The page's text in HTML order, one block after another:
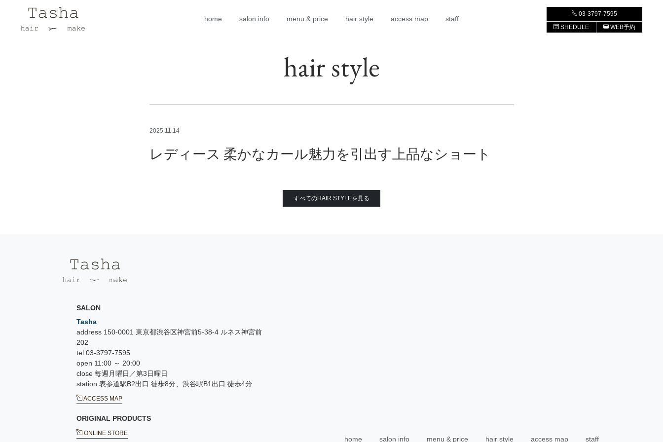
home salon info menu & price hair style access map staff
03-3797-7595
SHEDULE
WEB予約
hair style
2025.11.14
レディース 柔かなカール魅力を引出す上品なショート
すべてのHAIR STYLEを見る
SALON
Tasha
address 150-0001 東京都渋谷区神宮前5-38-4 ルネス神宮前
202
tel 03-3797-7595
open 11:00 ～ 20:00
close 毎週月曜日／第3日曜日
station 表参道駅B2出口 徒歩8分、渋谷駅B1出口 徒歩4分
ACCESS MAP
ORIGINAL PRODUCTS
ONLINE STORE
home salon info menu & price hair style access map staff